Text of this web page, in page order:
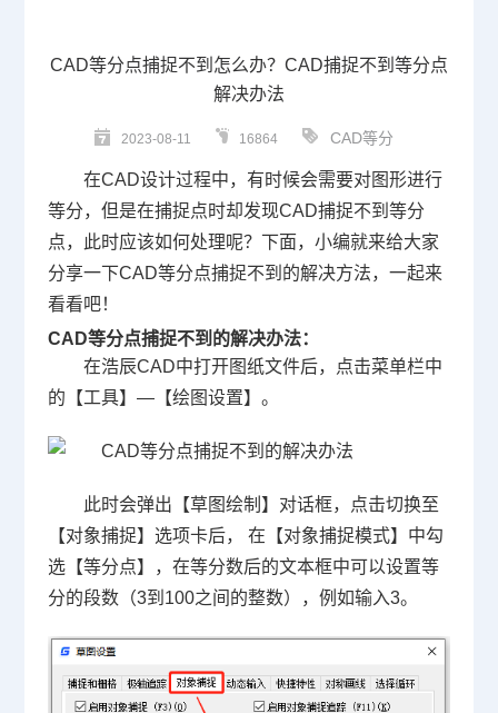
CAD等分点捕捉不到怎么办？CAD捕捉不到等分点
解决办法
2023-08-11 16864 CAD等分
在CAD设计过程中，有时候会需要对图形进行
等分，但是在捕捉点时却发现CAD捕捉不到等分
点，此时应该如何处理呢？下面，小编就来给大家
分享一下CAD等分点捕捉不到的解决方法，一起来
看看吧！
CAD等分点捕捉不到的解决办法：
在浩辰CAD中打开图纸文件后，点击菜单栏中
的【工具】—【绘图设置】。
此时会弹出【草图绘制】对话框，点击切换至
【对象捕捉】选项卡后， 在【对象捕捉模式】中勾
选【等分点】，在等分数后的文本框中可以设置等
分的段数（3到100之间的整数），例如输入3。